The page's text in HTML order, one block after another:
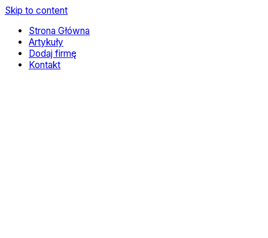
Skip to content
Strona Główna
Artykuły
Dodaj firmę
Kontakt